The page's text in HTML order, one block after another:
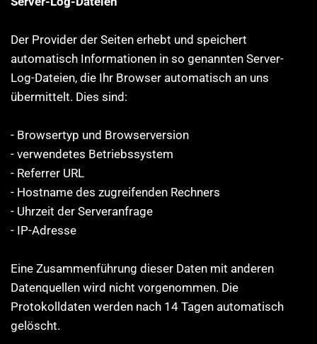
Der Provider der Seiten erhebt und speichert
automatisch Informationen in so genannten Server-
Log-Dateien, die Ihr Browser automatisch an uns
übermittelt. Dies sind:
- Browsertyp und Browserversion
- verwendetes Betriebssystem
- Referrer URL
- Hostname des zugreifenden Rechners
- Uhrzeit der Serveranfrage
- IP-Adresse
Eine Zusammenführung dieser Daten mit anderen
Datenquellen wird nicht vorgenommen. Die
Protokolldaten werden nach 14 Tagen automatisch
gelöscht.